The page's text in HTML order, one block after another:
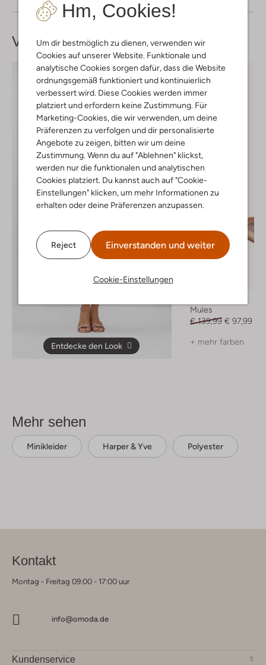
Hm, Cookies!
Um dir bestmöglich zu dienen, verwenden wir
Cookies auf unserer Website. Funktionale und
analytische Cookies sorgen dafür, dass die Website
ordnungsgemäß funktioniert und kontinuierlich
verbessert wird. Diese Cookies werden immer
platziert und erfordern keine Zustimmung. Für
Marketing-Cookies, die wir verwenden, um deine
Präferenzen zu verfolgen und dir personalisierte
Angebote zu zeigen, bitten wir um deine
Zustimmung. Wenn du auf "Ablehnen" klickst,
werden nur die funktionalen und analytischen
Cookies platziert. Du kannst auch auf "Cookie-
Einstellungen" klicken, um mehr Informationen zu
erhalten oder deine Präferenzen anzupassen.
Reject Einverstanden und weiter
Cookie-Einstellungen
Vervollständige deinenLook
Entdecke den Look
Mules
€ 139,99 € 97,99
+ mehr farben
Mehr sehen
Minikleider Harper & Yve Polyester
Kontakt
Montag - Freitag 09:00 - 17:00 uur
info@omoda.de
Kundenservice